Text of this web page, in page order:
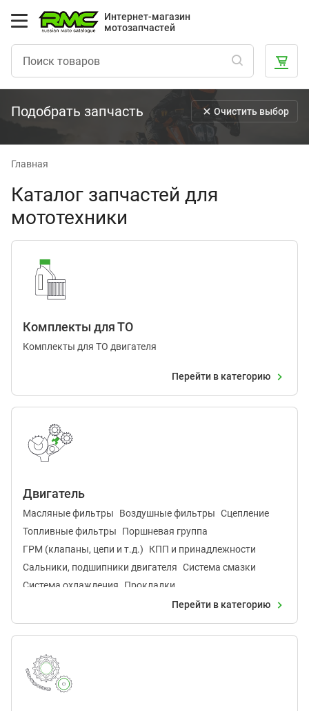
Интернет-магазин
мотозапчастей
Подобрать запчасть Очистить выбор
Главная
Каталог запчастей для
мототехники
Комплекты для ТО
Комплекты для ТО двигателя
Перейти в категорию
Двигатель
Масляные фильтры Воздушные фильтры Сцепление
Топливные фильтры
Поршневая группа
ГРМ (клапаны, цепи и т.д.)
КПП и принадлежности
Сальники, подшипники двигателя Система смазки
Система охлаждения
Прокладки
Крышки двигателя
Перейти в категорию